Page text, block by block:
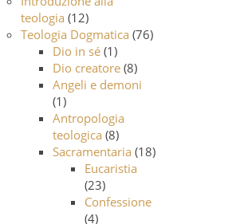
teologia (12)
Teologia Dogmatica (76)
Dio in sé(1)
Dio creatore(8)
Angeli e demoni
(1)
Antropologia
teologica (8)
Sacramentaria (18)
Eucaristia
(23)
Confessione
(4)